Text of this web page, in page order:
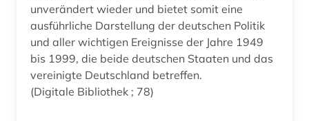
unverändert wieder und bietet somit eine
ausführliche Darstellung der deutschen Politik
und aller wichtigen Ereignisse der Jahre 1949
bis 1999, die beide deutschen Staaten und das
vereinigte Deutschland betreffen.
(Digitale Bibliothek ; 78)